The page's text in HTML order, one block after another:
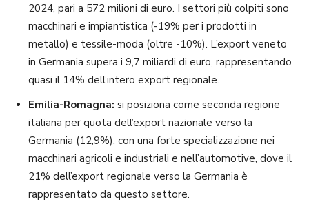
2024, pari a 572 milioni di euro. I settori più colpiti sono
macchinari e impiantistica (-19% per i prodotti in
metallo) e tessile-moda (oltre -10%). L’export veneto
in Germania supera i 9,7 miliardi di euro, rappresentando
quasi il 14% dell’intero export regionale.
Emilia-Romagna: si posiziona come seconda regione
italiana per quota dell’export nazionale verso la
Germania (12,9%), con una forte specializzazione nei
macchinari agricoli e industriali e nell’automotive, dove il
21% dell’export regionale verso la Germania è
rappresentato da questo settore.